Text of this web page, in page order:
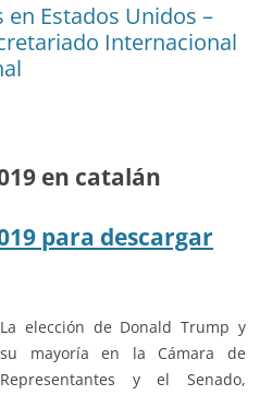
Estados Unidos –
Internacional
en catalán
para descargar
La elección de Donald Trump y
su mayoría en la Cámara de
Representantes y el Senado,